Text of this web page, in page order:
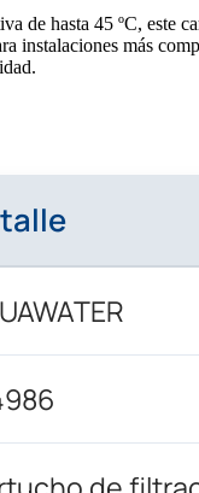
de hasta 45 ºC, este
instalaciones más